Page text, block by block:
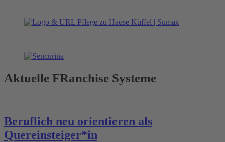
Aktuelle FRanchise Systeme
Beruflich neu orientieren als
Quereinsteiger*in